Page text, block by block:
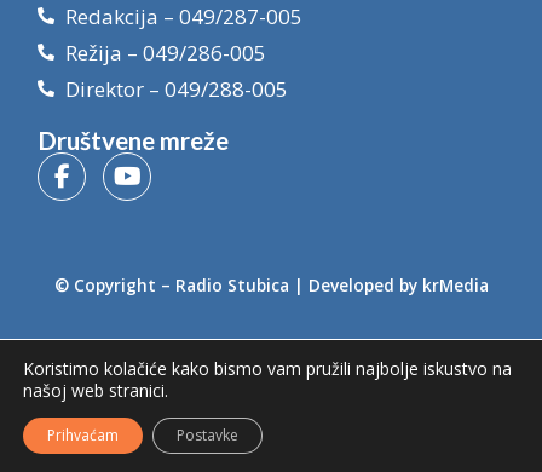
Redakcija – 049/287-005
Režija – 049/286-005
Direktor – 049/288-005
Društvene mreže
© Copyright – Radio Stubica | Developed by krMedia
Koristimo kolačiće kako bismo vam pružili najbolje iskustvo na
našoj web stranici.
Prihvaćam Postavke